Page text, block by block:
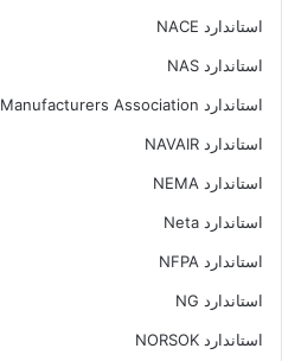
استاندارد NACE
استاندارد NAS
استاندارد National Electrical Manufacturers Association
استاندارد NAVAIR
استاندارد NEMA
استاندارد Neta
استاندارد NFPA
استاندارد NG
استاندارد NORSOK